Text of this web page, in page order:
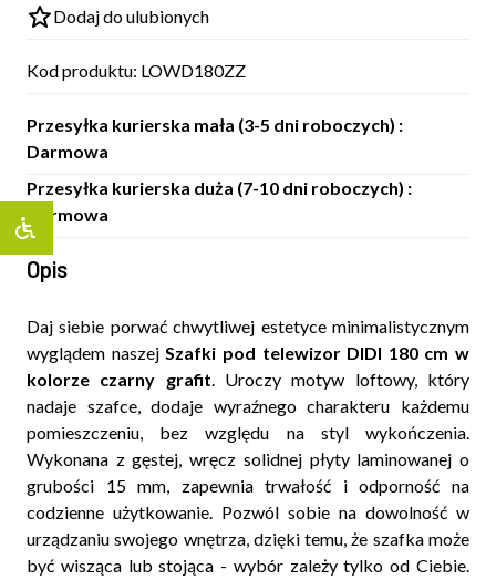
Dodaj do ulubionych
Kod produktu: LOWD180ZZ
Przesyłka kurierska mała (3-5 dni roboczych) :
Darmowa
Przesyłka kurierska duża (7-10 dni roboczych) :
Darmowa
Opis
Daj siebie porwać chwytliwej estetyce minimalistycznym
wyglądem naszejSzafki pod telewizor DIDI 180 cm w
kolorze czarny grafit. Uroczy motyw loftowy, który
nadaje szafce, dodaje wyraźnego charakteru każdemu
pomieszczeniu, bez względu na styl wykończenia.
Wykonana z gęstej, wręcz solidnej płyty laminowanej o
grubości 15 mm, zapewnia trwałość i odporność na
codzienne użytkowanie. Pozwól sobie na dowolność w
urządzaniu swojego wnętrza, dzięki temu, że szafka może
być wisząca lub stojąca - wybór zależy tylko od Ciebie.